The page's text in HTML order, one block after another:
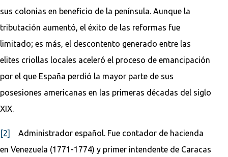
sus colonias en beneficio de la península. Aunque la
tributación aumentó, el éxito de las reformas fue
limitado; es más, el descontento generado entre las
elites criollas locales aceleró el proceso de emancipación
por el que España perdió la mayor parte de sus
posesiones americanas en las primeras décadas del siglo
XIX.
[2]
Administrador español. Fue contador de hacienda
en Venezuela (1771-1774) y primer intendente de Caracas